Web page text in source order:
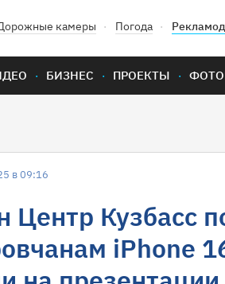
камеры Погода
БИЗНЕС ПРОЕКТЫ
в 09:16
Центр Кузбасс
iPhone